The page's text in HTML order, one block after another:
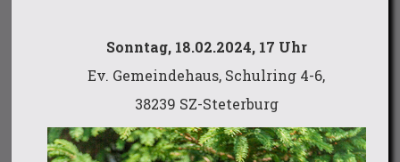
Sonntag, 18.02.2024, 17 Uhr
Ev. Gemeindehaus, Schulring 4-6,
38239 SZ-Steterburg